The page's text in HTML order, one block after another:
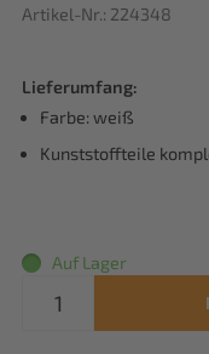
Artikel-Nr.: 224348
Lieferumfang:
Farbe: weiß
Kunststoffteile
Auf Lager